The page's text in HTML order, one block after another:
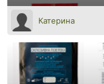
Катерина